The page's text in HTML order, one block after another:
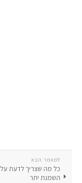
למאמר הבא
כל מה שצריך לדעת על
השמנת יתר